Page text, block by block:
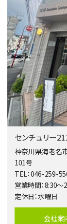
リビングダイニン
第4位
南側道路に面して
第5位
LDK約20帖とゆとり
第6位
センチュリー
神奈川県海老名
101号
TEL：046-259-
営業時間：8:30～
定休日：水曜日
会社案